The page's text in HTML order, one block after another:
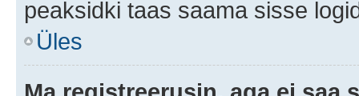
peaksidki taas saama sisse
Üles